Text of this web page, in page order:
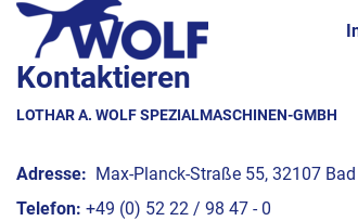
Kontaktieren
LOTHAR A. WOLF SPEZIALMASCHINEN-GMBH
Adresse: Max-Planck-Straße 55, 32107
Telefon: +49 (0) 52 22 / 98 47 - 0